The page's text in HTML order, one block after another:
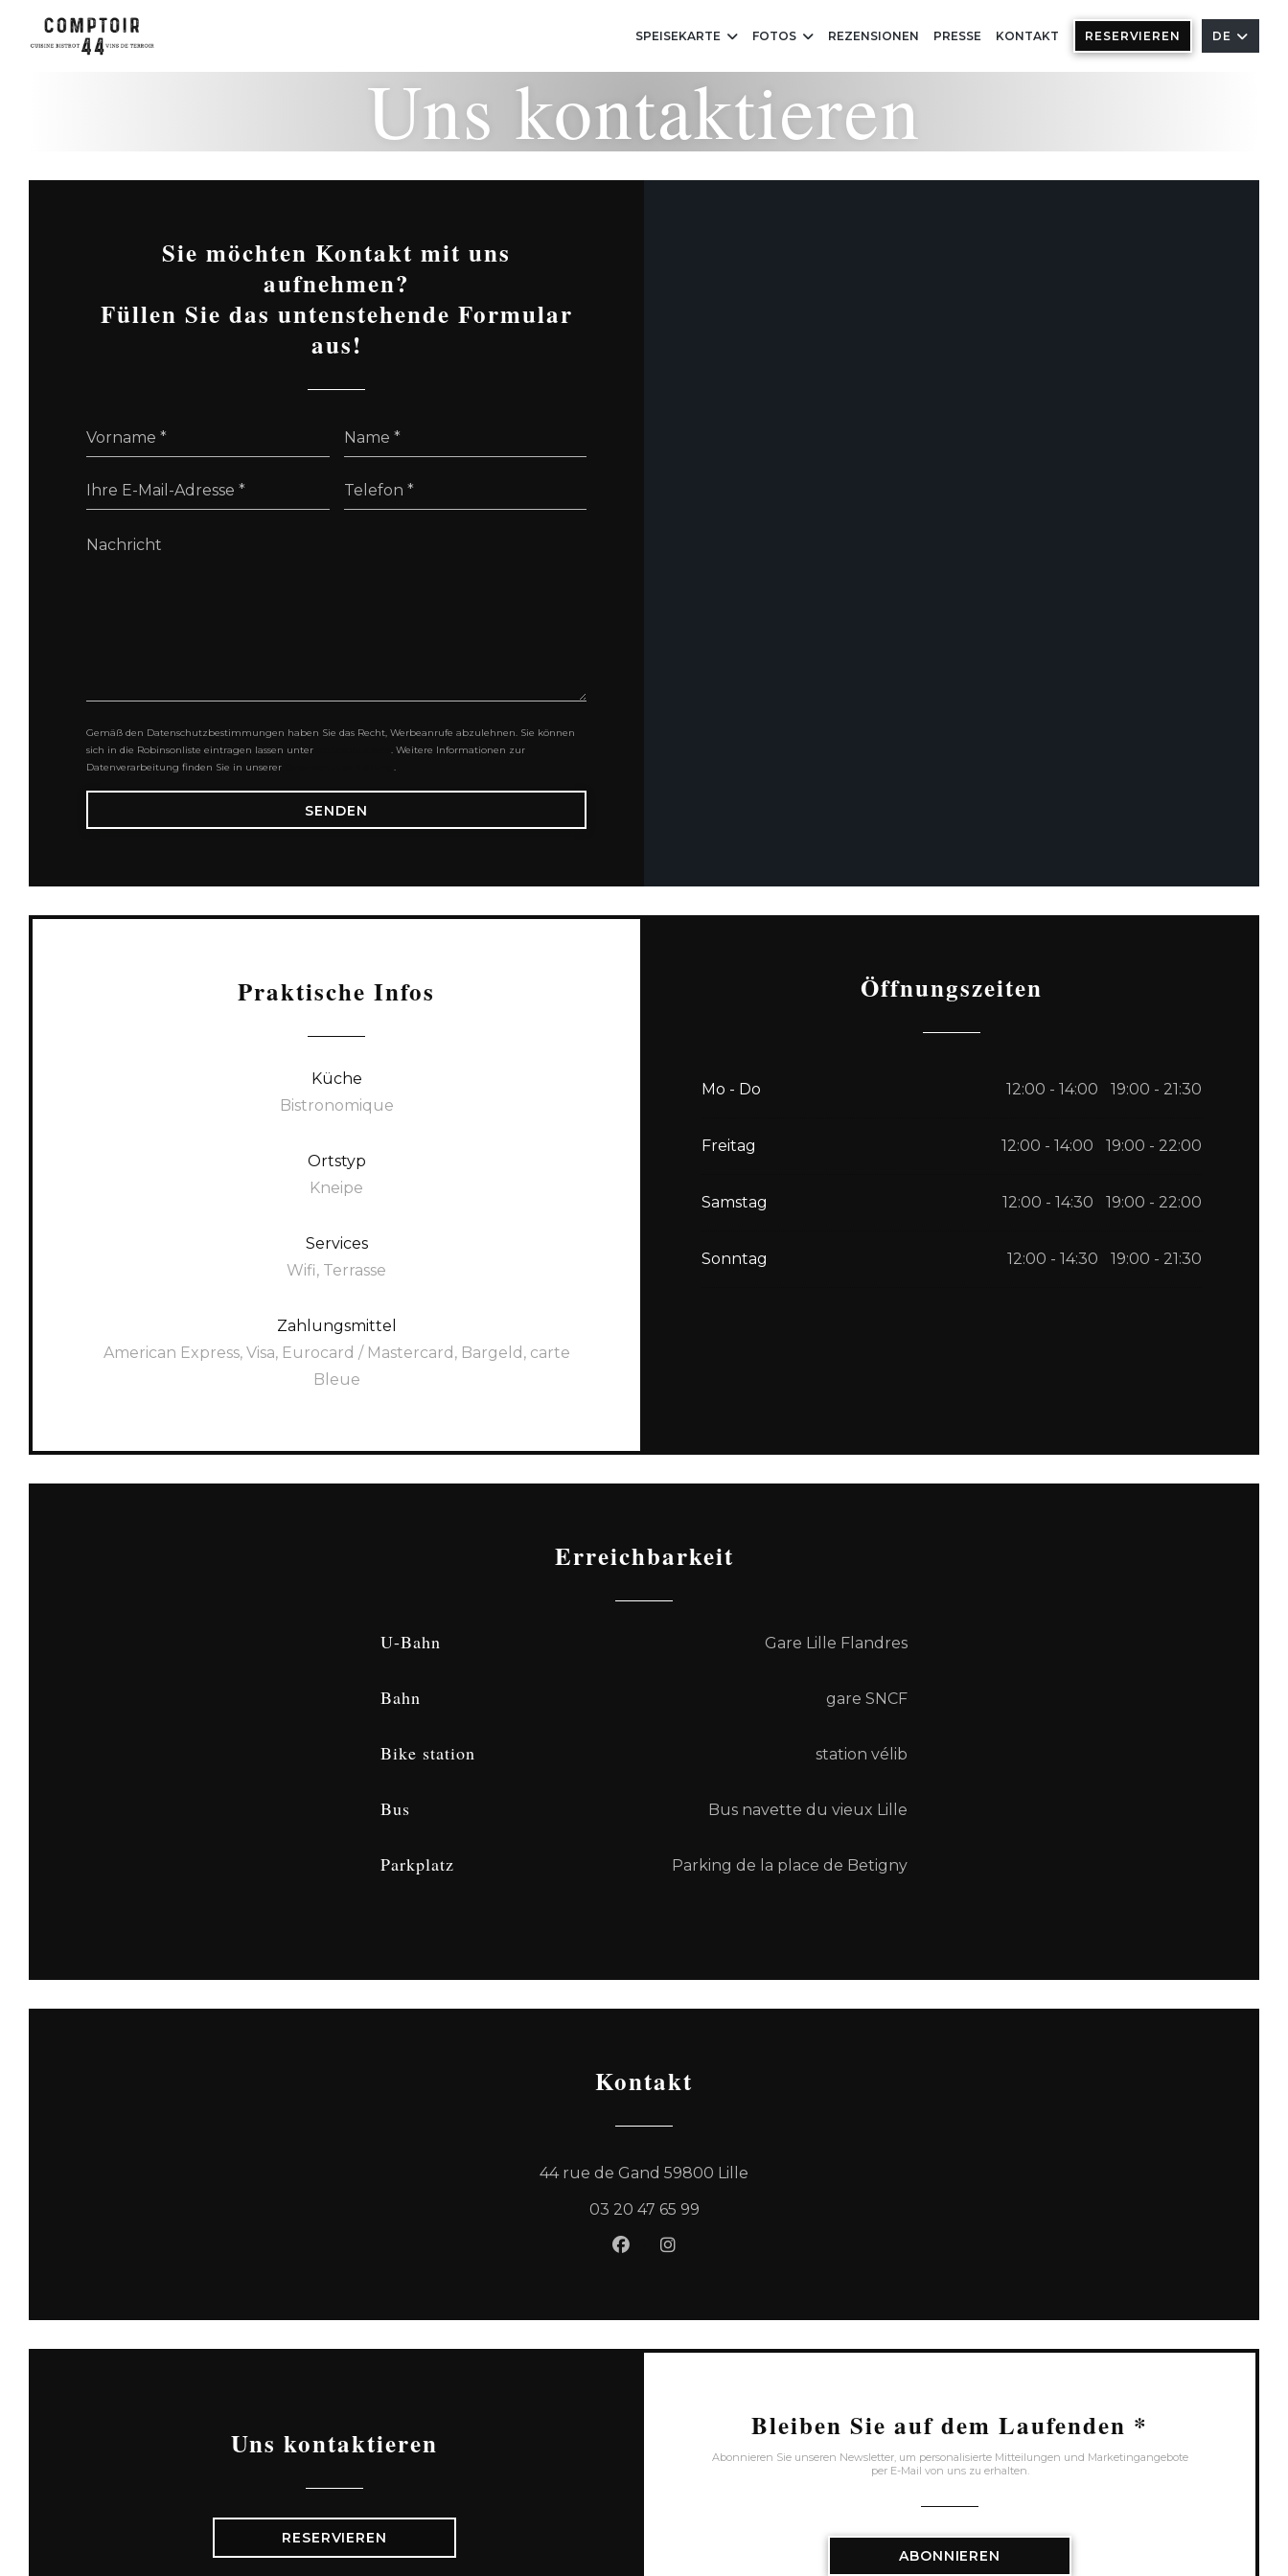
SPEISEKARTE FOTOS REZENSIONEN PRESSE KONTAKT RESERVIEREN DE
Uns kontaktieren
Sie möchten Kontakt mit uns
aufnehmen?
Füllen Sie das untenstehende Formular
aus!
Gemäß den Datenschutzbestimmungen haben Sie das Recht, Werbeanrufe abzulehnen. Sie können
sich in die Robinsonliste eintragen lassen unter
. Weitere Informationen zur
Datenverarbeitung finden Sie in unserer
.
Praktische Infos
Küche
Bistronomique
Ortstyp
Kneipe
Services
Wifi, Terrasse
Zahlungsmittel
American Express, Visa, Eurocard / Mastercard, Bargeld, carte
Bleue
Öffnungszeiten
Mo - Do 12:00 - 14:00 19:00 - 21:30
Freitag 12:00 - 14:00 19:00 - 22:00
Samstag 12:00 - 14:30 19:00 - 22:00
Sonntag 12:00 - 14:30 19:00 - 21:30
Erreichbarkeit
U-Bahn Gare Lille Flandres
Bahn gare SNCF
Bike station station vélib
Bus Bus navette du vieux Lille
Parkplatz Parking de la place de Betigny
Kontakt
44 rue de Gand 59800 Lille
03 20 47 65 99
Facebook ((öffnet ein neues Fenster))
Instagram ((öffnet ein neues Fenster))
Uns kontaktieren
RESERVIEREN
Bleiben Sie auf dem Laufenden *
Abonnieren Sie unseren Newsletter, um personalisierte Mitteilungen und Marketingangebote
per E-Mail von uns zu erhalten.
ABONNIEREN